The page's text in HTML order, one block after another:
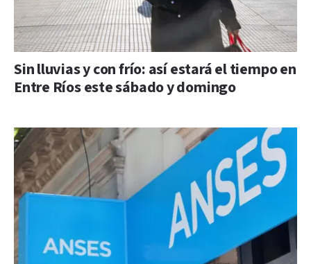
Sin lluvias y con frío: así estará el tiempo en
Entre Ríos este sábado y domingo